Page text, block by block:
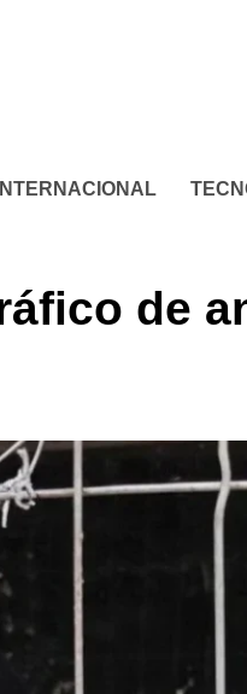
INTERNACIONAL
de